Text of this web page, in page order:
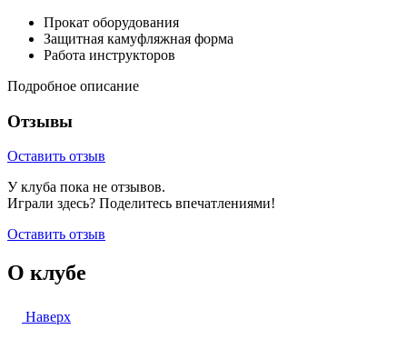
Прокат оборудования
Защитная камуфляжная форма
Работа инструкторов
Подробное описание
Отзывы
Оставить отзыв
У клуба пока не отзывов.
Играли здесь? Поделитесь впечатлениями!
Оставить отзыв
О клубе
Наверх